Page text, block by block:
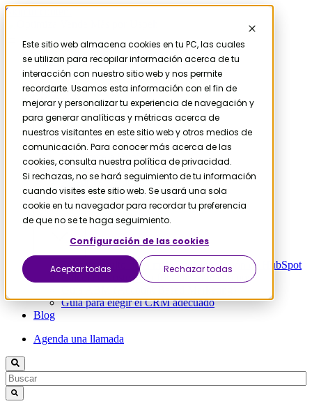
Este sitio web almacena cookies en tu PC, las cuales
se utilizan para recopilar información acerca de tu
interacción con nuestro sitio web y nos permite
recordarte. Usamos esta información con el fin de
mejorar y personalizar tu experiencia de navegación y
para generar analíticas y métricas acerca de
nuestros visitantes en este sitio web y otros medios de
comunicación. Para conocer más acerca de las
cookies, consulta nuestra política de privacidad.
Si rechazas, no se hará seguimiento de tu información
cuando visites este sitio web. Se usará una sola
cookie en tu navegador para recordar tu preferencia
de que no se te haga seguimiento.
Configuración de las cookies
Aceptar todas Rechazar todas
Skip to content
Contáctanos
Servicios
HubSpot
Migración
Salesforce a HubSpot
Microsoft D365 a HubSpot
Pipedrive a HubSpot
Zendesk a HubSpot
Recursos
El coste oculto de la mala implementación de HubSpot
Calcula el coste de la fricción entre equipos
Guía para elegir el CRM adecuado
Blog
Agenda una llamada